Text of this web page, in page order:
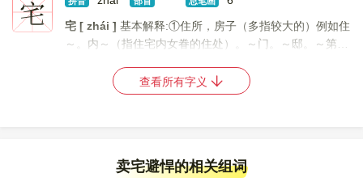
宅
宅 [ zhái ] 基本解释:①住所，房子（多指较大的）例如住
～。内～（指住宅内女眷的住处）。～门。～邸。～第。
如～心仁厚（居心仁义厚道）。 详细解释:... [
查看所有字义
卖宅避悍的相关组词